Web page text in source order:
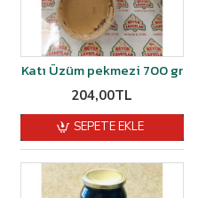
Katı Üzüm pekmezi 700 gr
204,00TL
SEPETE EKLE